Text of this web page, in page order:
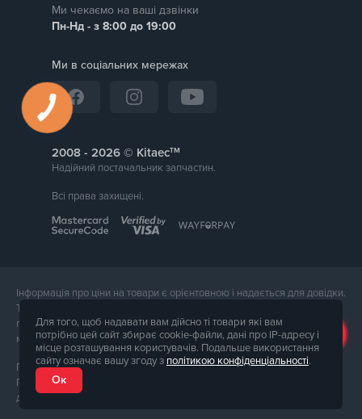
Ми чекаємо на ваші дзвінки
Пн-Нд - з 8:00 до 19:00
Ми в соціальних мережах
2008 - © Kitaecтм
Надійний постачальник запчастин.
Всі права захищені.
Інформація про ціни на товари є орієнтовною і надається для довідки.
Точна вартість товару буде названа менеджером магазину при
підтвердження замовлення. Зовнішній вигляд і комплектація товару
може відрізнятися від його фотографії.
Послуги надає ФОП Тюпа Петро Павлович, ІПН 2770105454.
Політика конфіденційності доступна за
доступна за
Для того, щоб надавати вам дійсно ті товари які вам
потрібно цей сайт збирає cookie-файли, дані про IP-адресу і
місце розташування користувачів. Подальше використання
сайту означає вашу згоду з політикою конфіденціальності.
Ок